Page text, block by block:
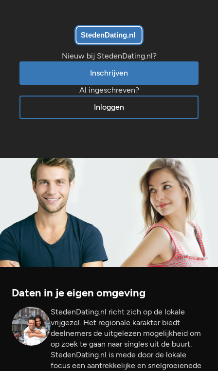
Nieuw bij StedenDating.nl?
Inschrijven
Al ingeschreven?
Inloggen
Daten in je eigen omgeving
StedenDating.nl richt zich op de lokale
vrijgezel. Het regionale karakter biedt
deelnemers de uitgelezen mogelijkheid om
op zoek te gaan naar singles uit de buurt.
StedenDating.nl is mede door de lokale
focus een aantrekkelijke en snelgroeienede